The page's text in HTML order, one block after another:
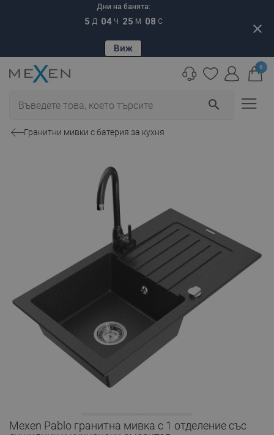
Дни на банята:
5 Д 04 Ч 25 М 07 С
Виж
close
search
0
Гранитни мивки с батерия за кухня
Mexen Pablo гранитна мивка с 1 отделение със